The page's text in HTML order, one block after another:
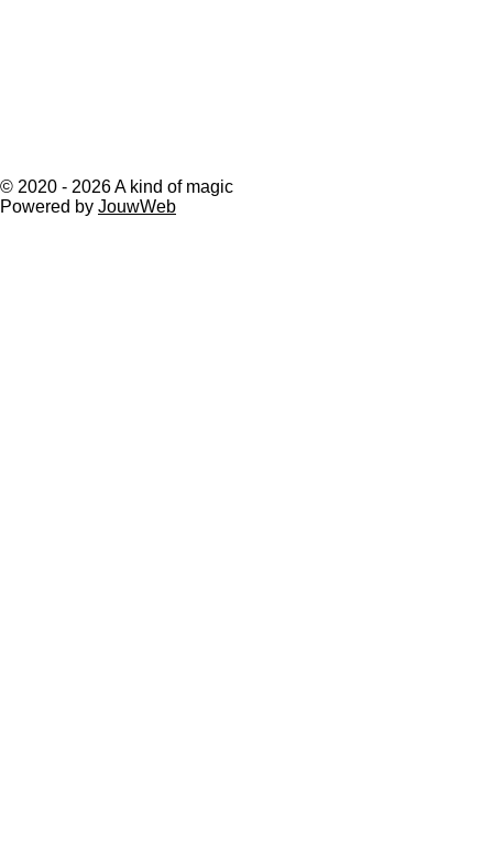
© 2020 - 2026 A kind of magic
Powered by JouwWeb